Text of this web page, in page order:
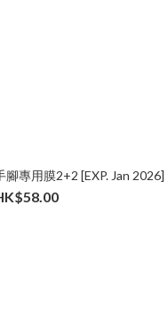
專用膜2+2 [EXP. Jan 2026]